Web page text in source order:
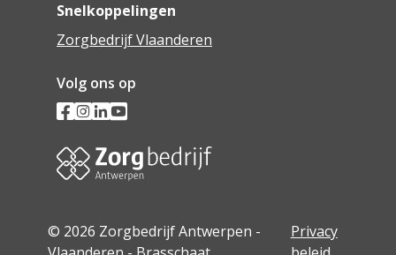
Snelkoppelingen
Zorgbedrijf Vlaanderen
Volg ons op
© 2026 Zorgbedrijf Antwerpen -
Privacy